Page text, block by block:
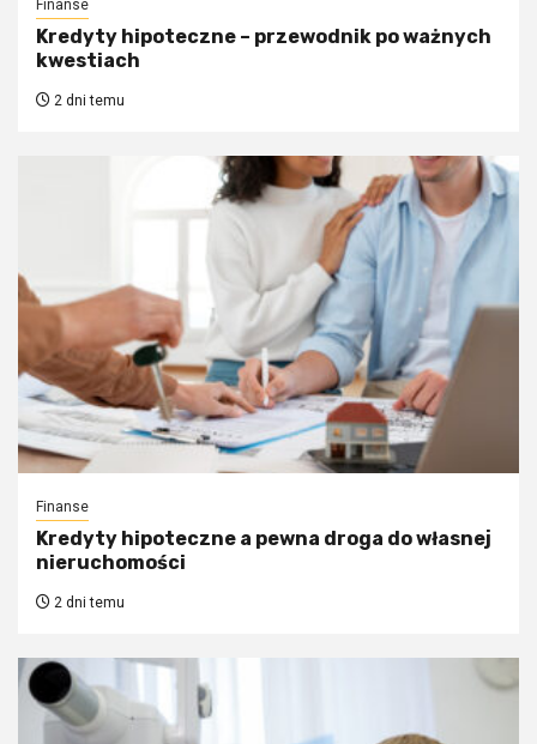
Finanse
Kredyty hipoteczne – przewodnik po ważnych
kwestiach
2 dni temu
Finanse
Kredyty hipoteczne a pewna droga do własnej
nieruchomości
2 dni temu